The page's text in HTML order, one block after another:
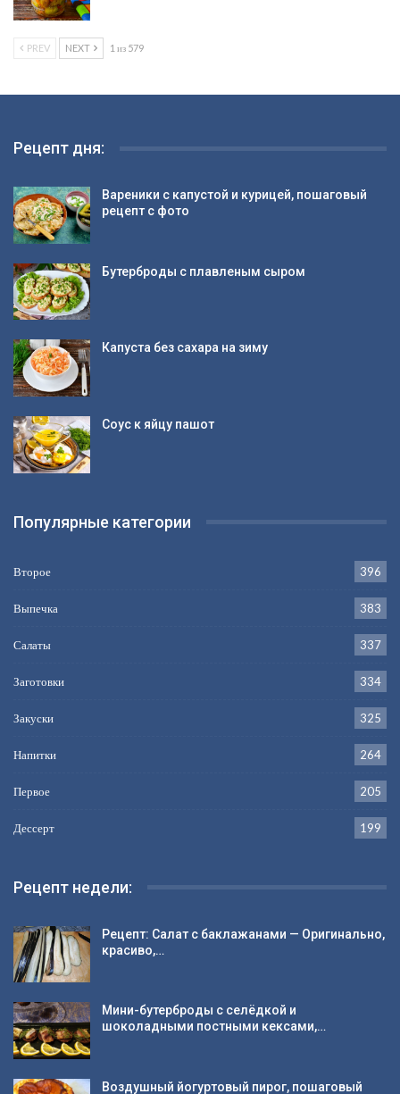
PREV NEXT 1 из 579
Рецепт дня:
Вареники с капустой и курицей, пошаговый
рецепт с фото
Бутерброды с плавленым сыром
Капуста без сахара на зиму
Соус к яйцу пашот
Популярные категории
Второе 396
Выпечка 383
Салаты 337
Заготовки 334
Закуски 325
Напитки 264
Первое 205
Дессерт 199
Рецепт недели:
Рецепт: Салат с баклажанами — Оригинально,
красиво,…
Мини-бутерброды с селёдкой и
шоколадными постными кексами,…
Воздушный йогуртовый пирог, пошаговый